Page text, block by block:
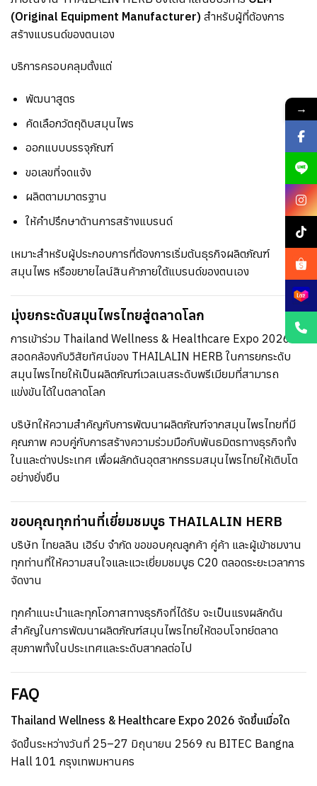
(Original Equipment Manufacturer) สำหรับผู้ที่ต้องการ
สร้างแบรนด์ของตนเอง
บริการครอบคลุมตั้งแต่
พัฒนาสูตร
คัดเลือกวัตถุดิบสมุนไพร
ออกแบบบรรจุภัณฑ์
ขอเลขที่จดแจ้ง
ผลิตตามมาตรฐาน
ให้คำปรึกษาด้านการสร้างแบรนด์
เหมาะสำหรับผู้ประกอบการที่ต้องการเริ่มต้นธุรกิจผลิตภัณฑ์
สมุนไพร หรือขยายไลน์สินค้าภายใต้แบรนด์ของตนเอง
มุ่งยกระดับสมุนไพรไทยสู่ตลาดโลก
การเข้าร่วม Thailand Wellness & Healthcare Expo 2026
สอดคล้องกับวิสัยทัศน์ของ THAILALIN HERB ในการยกระดับ
สมุนไพรไทยให้เป็นผลิตภัณฑ์เวลเนสระดับพรีเมียมที่สามารถ
แข่งขันได้ในตลาดโลก
บริษัทให้ความสำคัญกับการพัฒนาผลิตภัณฑ์จากสมุนไพรไทยที่มี
คุณภาพ ควบคู่กับการสร้างความร่วมมือกับพันธมิตรทางธุรกิจทั้ง
ในและต่างประเทศ เพื่อผลักดันอุตสาหกรรมสมุนไพรไทยให้เติบโต
อย่างยั่งยืน
ขอบคุณทุกท่านที่เยี่ยมชมบูธ THAILALIN HERB
บริษัท ไทยลลิน เฮิร์บ จำกัด ขอขอบคุณลูกค้า คู่ค้า และผู้เข้าชมงาน
ทุกท่านที่ให้ความสนใจและแวะเยี่ยมชมบูธ C20 ตลอดระยะเวลาการ
จัดงาน
ทุกคำแนะนำและทุกโอกาสทางธุรกิจที่ได้รับ จะเป็นแรงผลักดัน
สำคัญในการพัฒนาผลิตภัณฑ์สมุนไพรไทยให้ตอบโจทย์ตลาด
สุขภาพทั้งในประเทศและระดับสากลต่อไป
FAQ
Thailand Wellness & Healthcare Expo 2026 จัดขึ้นเมื่อใด
จัดขึ้นระหว่างวันที่ 25–27 มิถุนายน 2569 ณ BITEC Bangna
Hall 101 กรุงเทพมหานคร
→